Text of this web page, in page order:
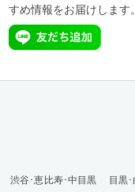
すめ情報をお届けします。
渋谷･恵比寿･中目黒
目黒